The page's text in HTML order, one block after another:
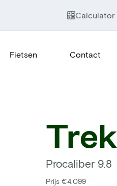
Calculator
Fietsen Contact
Trek
Procaliber 9.8
Prijs €4.099